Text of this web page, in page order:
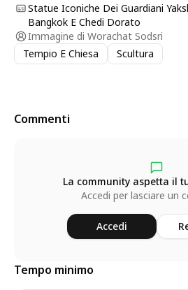
Statue Iconiche Dei Guardiani
Bangkok E Chedi Dorato
Immagine di Worachat Sodsri
Tempio E Chiesa
Scultura
Commenti
La community aspetta il
Accedi per lasciare un
Accedi
Tempo minimo